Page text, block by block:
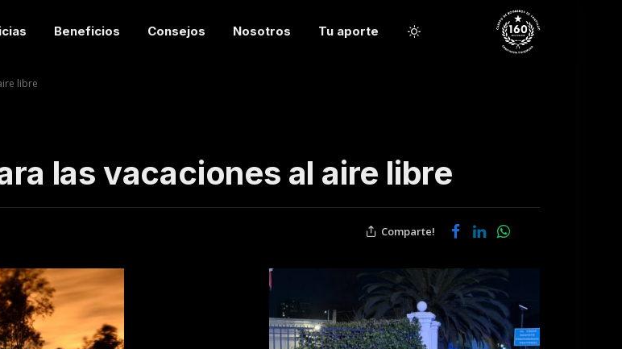
Beneficios Consejos Nosotros Tu aporte
libre
las vacaciones al aire libre
Comparte!